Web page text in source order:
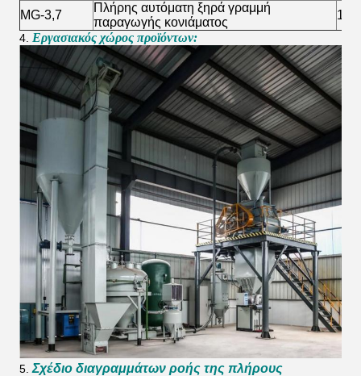
MG-3,7
Πλήρης αυτόματη ξηρά γραμμή
παραγωγής κονιάματος
10-
4. Εργασιακός χώρος προϊόντων:
5.Σχέδιο διαγραμμάτων ροής της πλήρους